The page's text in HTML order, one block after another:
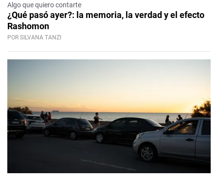
Algo que quiero contarte
¿Qué pasó ayer?: la memoria, la verdad y el efecto
Rashomon
POR SILVANA TANZI